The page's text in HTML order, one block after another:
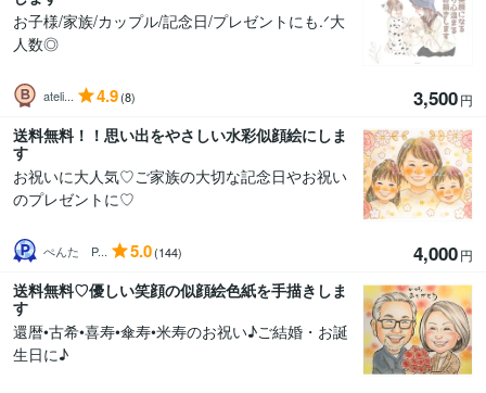
お子様/家族/カップル/記念日/プレゼントにも.ᐟ‪大
人数◎
ateli... 4.9(8) 3,500円
送料無料！！思い出をやさしい水彩似顔絵にしま
す
お祝いに大人気♡ご家族の大切な記念日やお祝い
のプレゼントに♡
ぺんた P... 5.0(144) 4,000円
送料無料♡優しい笑顔の似顔絵色紙を手描きしま
す
還暦•古希•喜寿•傘寿•米寿のお祝い♪ご結婚・お誕
生日に♪